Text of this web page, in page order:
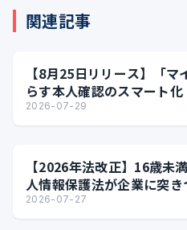
関連記事
【8月25日リリース】「
らす本人確認のスマート化
2026-07-29
【2026年法改正】16歳未
人情報保護法が企業に突
2026-07-27